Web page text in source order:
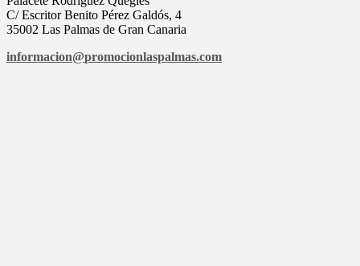
C/ Escritor Benito Pérez Galdós, 4
35002 Las Palmas de Gran Canaria
informacion@promocionlaspalmas.com